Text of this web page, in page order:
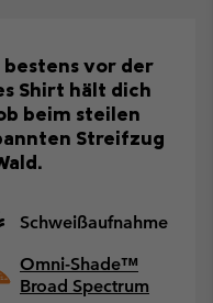
vor der
Shirt hält dich
beim steilen
Streifzug
Schweißaufnahme
Omni-Shade™
Broad Spectrum